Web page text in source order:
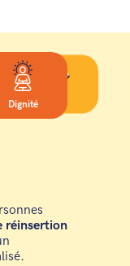
Dignité
réinsertion